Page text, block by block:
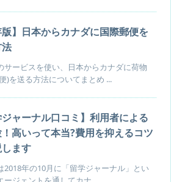
版】日本からカナダに国際郵便を
サービスを使い、日本からカナダに荷物
)を送る方法についてまとめ ...
ジャーナル口コミ】利用者による
高いって本当?費用を抑えるコツ
ます
2018年の10月に「留学ジャーナル」とい